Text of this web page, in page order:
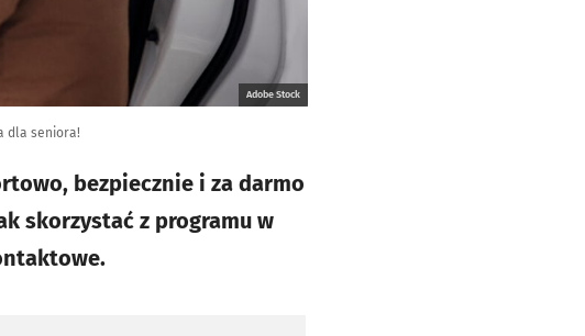
Adobe Stock
dla seniora!
bezpiecznie i za darmo
skorzystać z programu w